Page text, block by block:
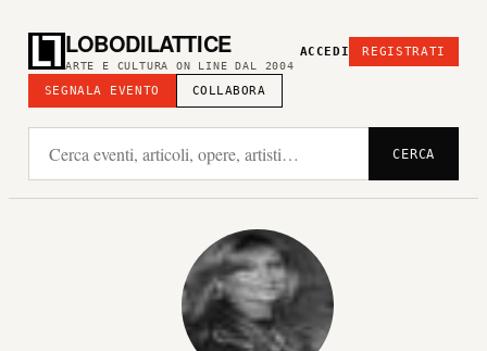
LOBODILATTICE
ARTE E CULTURA ON LINE DAL 2004
SEGNALA EVENTO COLLABORA
ACCEDI REGISTRATI
CERCA